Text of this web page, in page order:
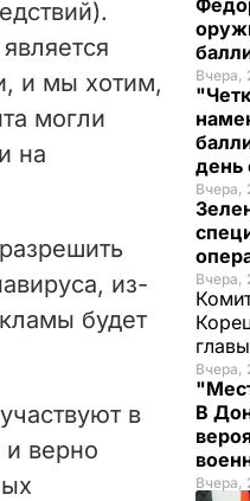
и мы хотим,
могли
на
разрешить
из-
будет
в
и верно
Вчера,
день
Вчера,
Вчера,
Вчера,
В
Вчера,